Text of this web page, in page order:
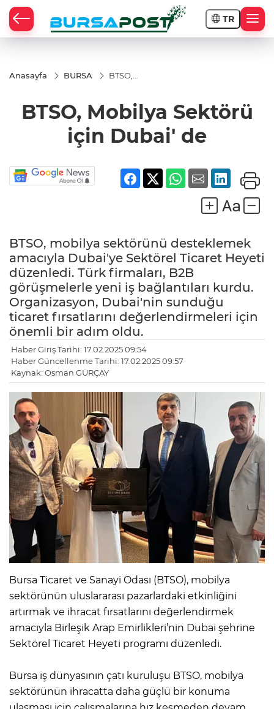
TR
Anasayfa BURSA
BTSO,
için
Dubai'
BTSO, Mobilya Sektörü
için Dubai' de
BTSO, mobilya sektörünü desteklemek
amacıyla Dubai'ye Sektörel Ticaret Heyeti
düzenledi. Türk firmaları, B2B
görüşmelerle yeni iş bağlantıları kurdu.
Organizasyon, Dubai'nin sunduğu
ticaret fırsatlarını değerlendirmeleri için
önemli bir adım oldu.
Haber Giriş Tarihi: 17.02.2025 09:54
Haber Güncellenme Tarihi: 17.02.2025 09:57
Kaynak: Osman GÜRÇAY
Bursa Ticaret ve Sanayi Odası (BTSO), mobilya
sektörünün uluslararası pazarlardaki etkinliğini
artırmak ve ihracat fırsatlarını değerlendirmek
amacıyla Birleşik Arap Emirlikleri’nin Dubai şehrine
Sektörel Ticaret Heyeti programı düzenledi.
Bursa iş dünyasının çatı kuruluşu BTSO, mobilya
sektörünün ihracatta daha güçlü bir konuma